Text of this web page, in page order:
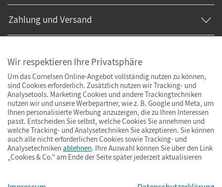
Zahlung und Versand
ImpressumAGBDatenschutzBarrierefreiheitCookies & Co.
Wir respektieren Ihre Privatsphäre
Um das Cornelsen Online-Angebot vollständig nutzen zu können,
sind Cookies erforderlich. Zusätzlich nutzen wir Tracking- und
Analysetools. Marketing Cookies und andere Trackingtechniken
nutzen wir und unsere Werbepartner, wie z. B. Google und Meta, um
Ihnen personalisierte Werbung anzuzeigen, die zu Ihren Interessen
passt. Entscheiden Sie selbst, welche Cookies Sie annehmen und
welche Tracking- und Analysetechniken Sie akzeptieren. Sie können
auch alle nicht erforderlichen Cookies sowie Tracking- und
Analysetechniken ablehnen. Ihre Auswahl können Sie über den Link
„Cookies & Co.“ am Ende der Seite später jederzeit aktualisieren